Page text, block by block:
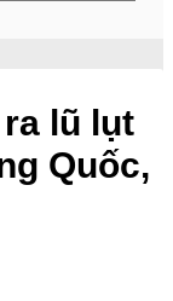
lũ lụt
Quốc,